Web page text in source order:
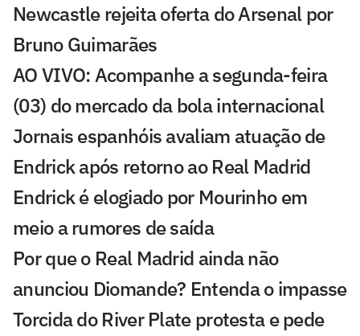
Newcastle rejeita oferta do Arsenal por
Bruno Guimarães
AO VIVO: Acompanhe a segunda-feira
(03) do mercado da bola internacional
Jornais espanhóis avaliam atuação de
Endrick após retorno ao Real Madrid
Endrick é elogiado por Mourinho em
meio a rumores de saída
Por que o Real Madrid ainda não
anunciou Diomande? Entenda o impasse
Torcida do River Plate protesta e pede